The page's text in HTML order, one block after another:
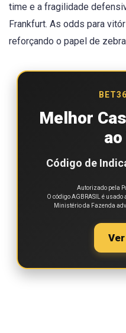
time e a fragilidade
Frankfurt. As odds para
reforçando o papel de
Melhor
Código de
Autorizado pela
O código AGBRASIL é
Ministério da Fazenda